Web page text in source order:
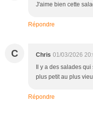
J'aime bien cette
Répondre
C Chris 01/03/2026
Il y a des salades
plus petit au plus
Répondre